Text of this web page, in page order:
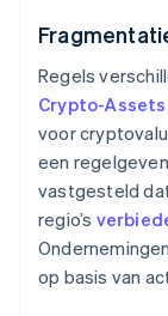
Regels
Crypto-Assets
voor
een
vastgesteld
regio’s
op basis van